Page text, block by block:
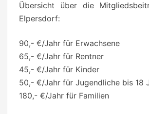
Übersicht über die
Elpersdorf:
90,- €/Jahr für Erwachsene
65,- €/Jahr für Rentner
45,- €/Jahr für Kinder
50,- €/Jahr für Jugendliche bis 18
180,- €/Jahr für Familien